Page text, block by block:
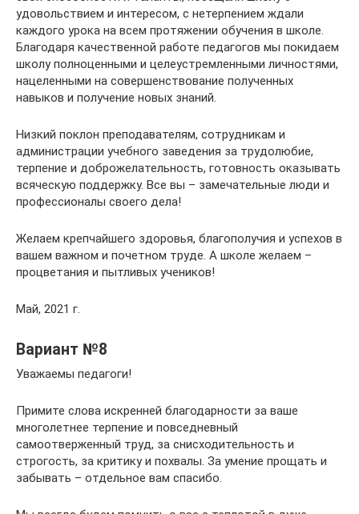
удовольствием и интересом, с нетерпением ждали
каждого урока на всем протяжении обучения в школе.
Благодаря качественной работе педагогов мы покидаем
школу полноценными и целеустремленными личностями,
нацеленными на совершенствование полученных
навыков и получение новых знаний.
Низкий поклон преподавателям, сотрудникам и
администрации учебного заведения за трудолюбие,
терпение и доброжелательность, готовность оказывать
всяческую поддержку. Все вы – замечательные люди и
профессионалы своего дела!
Желаем крепчайшего здоровья, благополучия и успехов в
вашем важном и почетном труде. А школе желаем –
процветания и пытливых учеников!
Май, 2021 г.
Вариант №8
Уважаемы педагоги!
Примите слова искренней благодарности за ваше
многолетнее терпение и повседневный
самоотверженный труд, за снисходительность и
строгость, за критику и похвалы. За умение прощать и
забывать – отдельное вам спасибо.